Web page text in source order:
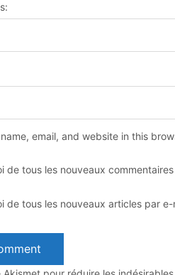
email, and website in this
de tous les nouveaux
de tous les nouveaux articles par e-